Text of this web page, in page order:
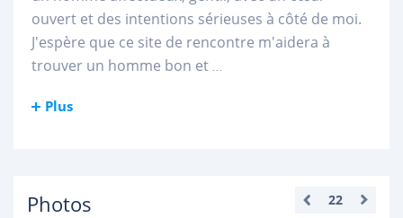
ouvert et des intentions sérieuses à côté de moi.
J'espère que ce site de rencontre m'aidera à
trouver un homme bon et...
Plus
Photos 22